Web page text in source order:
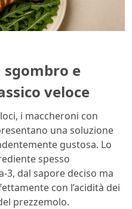
sgombro e
veloce
i maccheroni con
una soluzione
gustosa. Lo
spesso
dal sapore deciso ma
con l’acidità dei
prezzemolo.